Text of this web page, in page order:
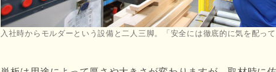
入社時からモルダーという設備と二人三脚。「安全には徹底的に気を配って